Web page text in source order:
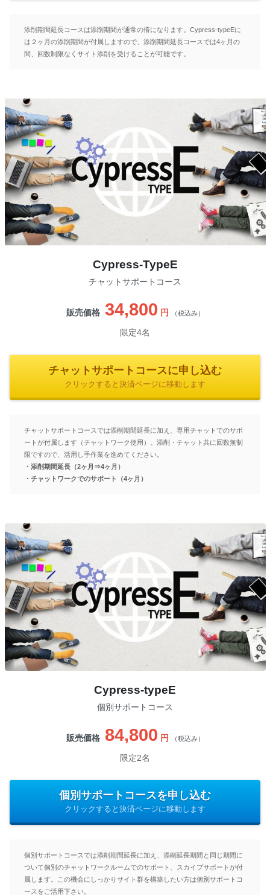
添削期間延長コースは添削期間が通常の倍になります。Cypress-typeEに
は２ヶ月の添削期間が付属しますので、添削期間延長コースでは4ヶ月の
間、回数制限なくサイト添削を受けることが可能です。
Cypress-TypeE
チャットサポートコース
販売価格 34,800 円 （税込み）
限定4名
チャットサポートコースに申し込む
クリックすると決済ページに移動します
チャットサポートコースでは添削期間延長に加え、専用チャットでのサポ
ートが付属します（チャットワーク使用）。添削・チャット共に回数無制
限ですので、活用し手作業を進めてください。
・添削期間延長（2ヶ月⇒4ヶ月）
・チャットワークでのサポート（4ヶ月）
Cypress-typeE
個別サポートコース
販売価格 84,800 円 （税込み）
限定2名
個別サポートコースを申し込む
クリックすると決済ページに移動します
個別サポートコースでは添削期間延長に加え、添削延長期間と同じ期間に
ついて個別のチャットワークルームでのサポート、スカイプサポートが付
属します。この機会にしっかりサイト群を構築したい方は個別サポートコ
ースをご活用下さい。